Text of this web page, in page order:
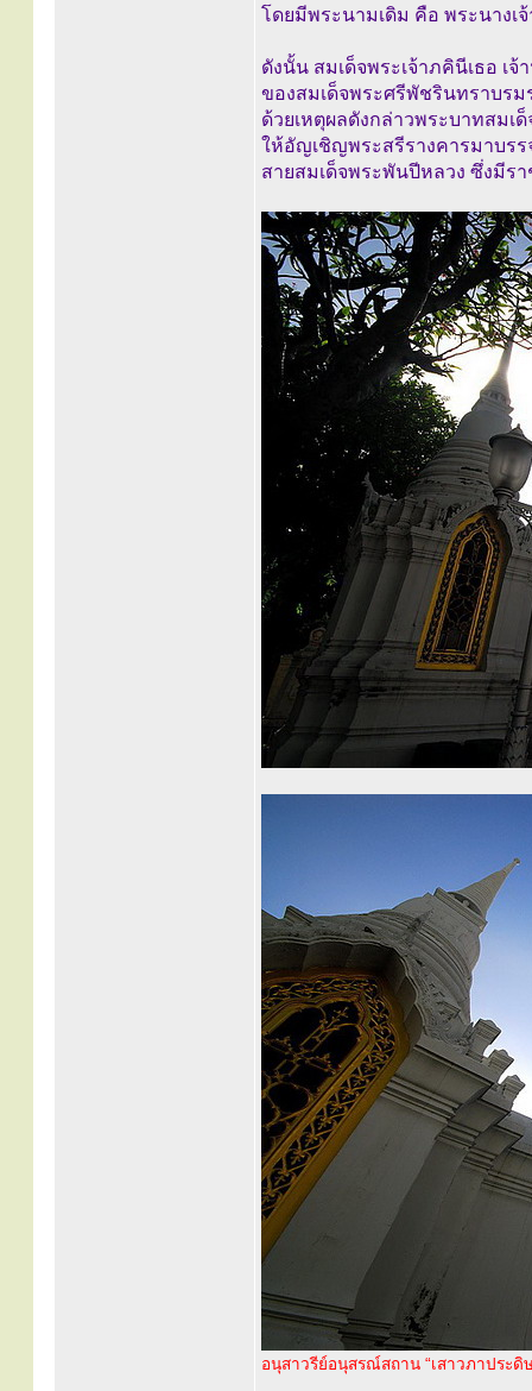
โดยมีพระนามเดิม คือ พระนางเจ้
ดังนั้น สมเด็จพระเจ้าภคินีเธอ เ
ของสมเด็จพระศรีพัชรินทราบร
ด้วยเหตุผลดังกล่าวพระบาทสมเ
ให้อัญเชิญพระสรีรางคารมาบร
สายสมเด็จพระพันปีหลวง ซึ่งมีร
อนุสาวรีย์อนุสรณ์สถาน “เสาวภาประดิ